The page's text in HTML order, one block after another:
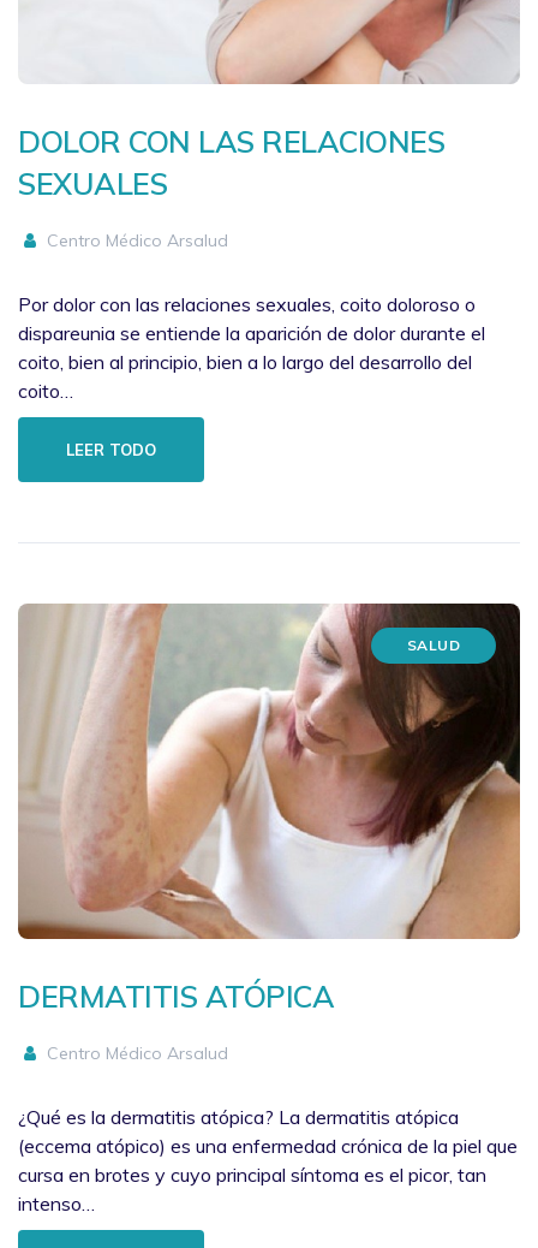
DOLOR CON LAS RELACIONES
SEXUALES
Centro Médico Arsalud
Por dolor con las relaciones sexuales, coito doloroso o
dispareunia se entiende la aparición de dolor durante el
coito, bien al principio, bien a lo largo del desarrollo del
coito…
LEER TODO
SALUD
DERMATITIS ATÓPICA
Centro Médico Arsalud
¿Qué es la dermatitis atópica? La dermatitis atópica
(eccema atópico) es una enfermedad crónica de la piel que
cursa en brotes y cuyo principal síntoma es el picor, tan
intenso…